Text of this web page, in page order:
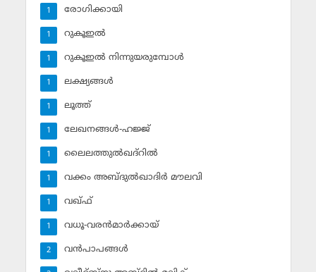
രോഗിക്കായി
1
റുകൂഇല്‍
1
റുകൂഇല്‍ നിന്നുയരുമ്പോള്‍
1
ലക്ഷ്യങ്ങള്‍
1
ലൂത്ത്‌
1
ലേഖനങ്ങള്‍-ഹജ്ജ്‌
1
ലൈലത്തുല്‍ഖദ്‌റില്‍
1
വക്കം അബ്ദുല്‍ഖാദിര്‍ മൗലവി
1
വഖ്ഫ്
1
വധൂ-വരന്‍മാര്‍ക്കായ്
1
വന്‍പാപങ്ങള്‍
2